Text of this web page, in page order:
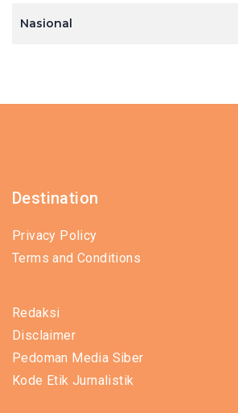
Nasional
Destination
Privacy Policy
Terms and Conditions
Redaksi
Disclaimer
Pedoman Media Siber
Kode Etik Jurnalistik